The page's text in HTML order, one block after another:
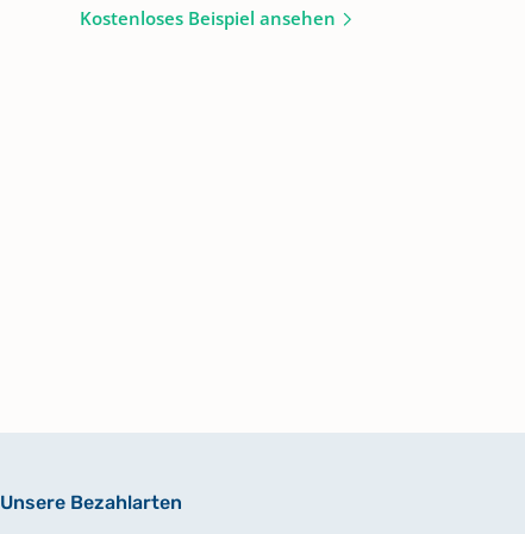
Kostenloses Beispiel ansehen
Unsere Bezahlarten